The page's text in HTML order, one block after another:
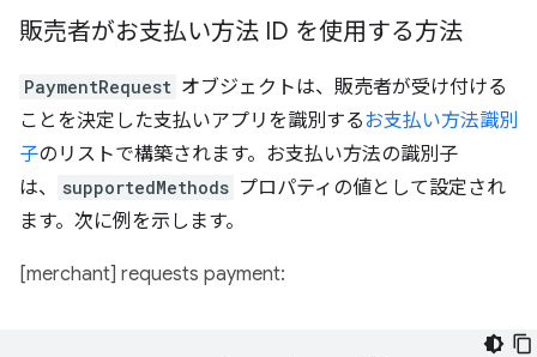
販売者がお支払い方法 ID を使用する方法
PaymentRequest オブジェクトは、販売者が受け付ける
ことを決定した支払いアプリを識別するお支払い方法識別
子のリストで構築されます。お支払い方法の識別子
は、
supportedMethods プロパティの値として設定され
ます。次に例を示します。
[merchant] requests payment: